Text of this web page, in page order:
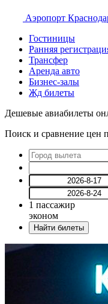
Аэропорт
Гостиницы
Ранняя
Трансфер
Аренда авто
Бизнес-залы
Жд билеты
Дешевые авиабилеты
Поиск и сравнение цен
1 пассажир
эконом
Найти билеты